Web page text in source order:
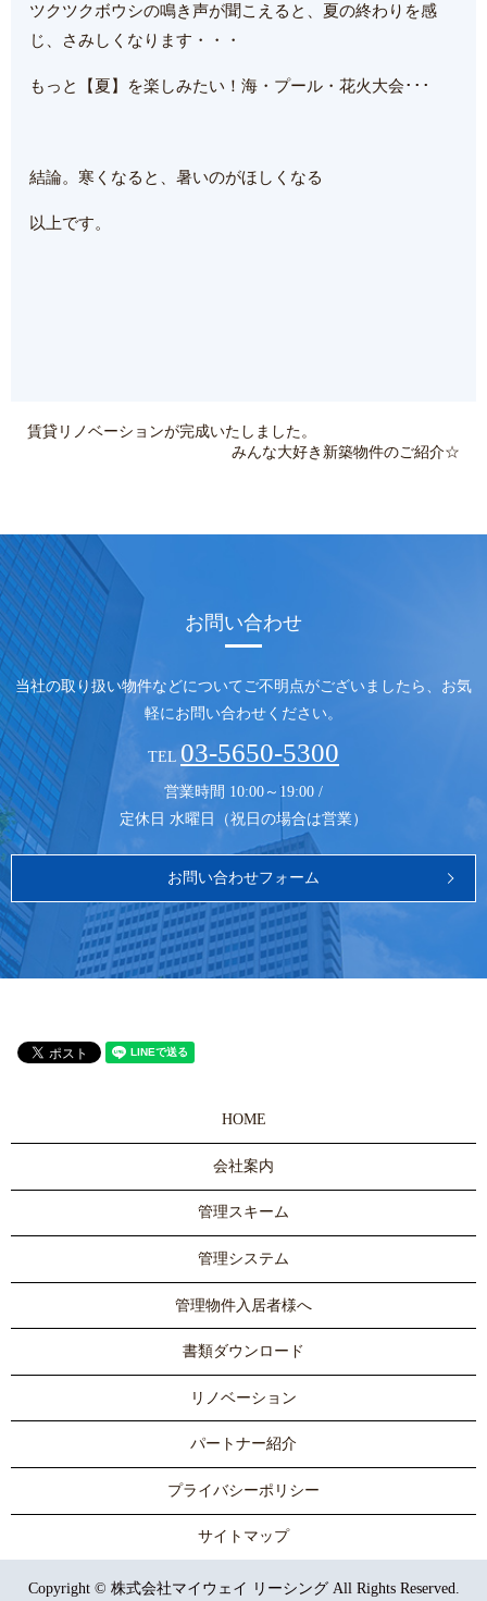
ツクツクボウシの鳴き声が聞こえると、夏の終わりを感
じ、さみしくなります・・・
もっと【夏】を楽しみたい！海・プール・花火大会･･･
結論。寒くなると、暑いのがほしくなる
以上です。
賃貸リノベーションが完成いたしました。
みんな大好き新築物件のご紹介☆
お問い合わせ
当社の取り扱い物件などについてご不明点がございましたら、 お気
軽にお問い合わせください。
TEL 03-5650-5300
営業時間 10:00～19:00 /
定休日 水曜日（祝日の場合は営業）
お問い合わせフォーム
HOME
会社案内
管理スキーム
管理システム
管理物件入居者様へ
書類ダウンロード
リノベーション
パートナー紹介
プライバシーポリシー
サイトマップ
Copyright © 株式会社マイウェイ リーシング All Rights Reserved.